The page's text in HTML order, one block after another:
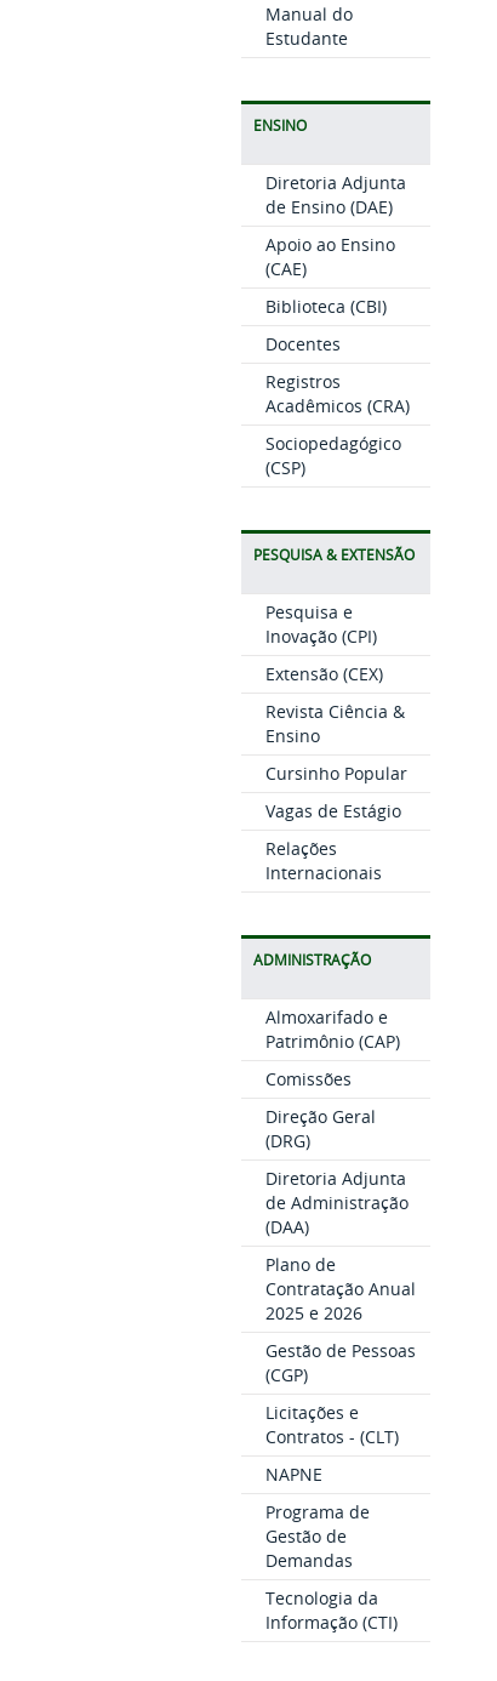
Manual do
Estudante
ENSINO
Diretoria Adjunta
de Ensino (DAE)
Apoio ao Ensino
(CAE)
Biblioteca (CBI)
Docentes
Registros
Acadêmicos (CRA)
Sociopedagógico
(CSP)
PESQUISA & EXTENSÃO
Pesquisa e
Inovação (CPI)
Extensão (CEX)
Revista Ciência &
Ensino
Cursinho Popular
Vagas de Estágio
Relações
Internacionais
ADMINISTRAÇÃO
Almoxarifado e
Patrimônio (CAP)
Comissões
Direção Geral
(DRG)
Diretoria Adjunta
de Administração
(DAA)
Plano de
Contratação Anual
2025 e 2026
Gestão de Pessoas
(CGP)
Licitações e
Contratos - (CLT)
NAPNE
Programa de
Gestão de
Demandas
Tecnologia da
Informação (CTI)